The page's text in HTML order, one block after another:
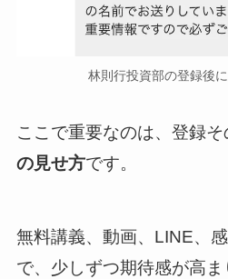
林則行投資部の登録後
ここで重要なのは、登録そ
の見せ方です。
無料講義、動画、LINE、
で、少しずつ期待感が高ま